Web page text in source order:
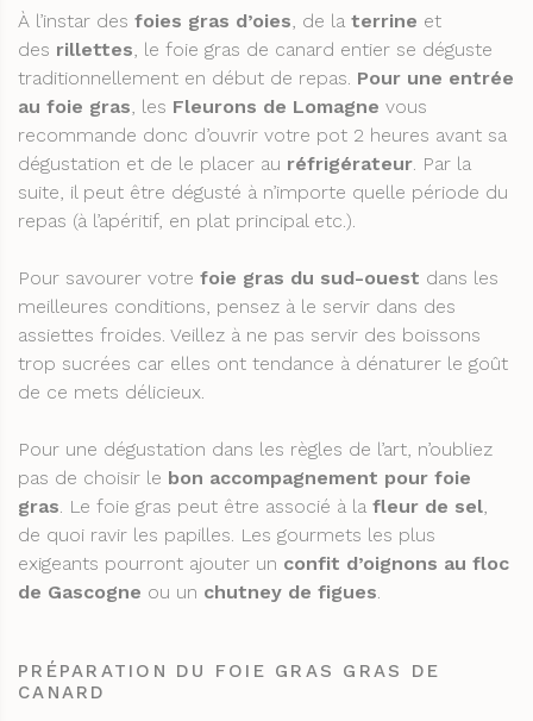
À l’instar des foies gras d’oies, de la terrine et
des rillettes, le foie gras de canard entier se déguste
traditionnellement en début de repas. Pour une entrée
au foie gras, les Fleurons de Lomagne vous
recommande donc d’ouvrir votre pot 2 heures avant sa
dégustation et de le placer au réfrigérateur. Par la
suite, il peut être dégusté à n’importe quelle période du
repas (à l’apéritif, en plat principal etc.).
Pour savourer votre foie gras du sud-ouest dans les
meilleures conditions, pensez à le servir dans des
assiettes froides. Veillez à ne pas servir des boissons
trop sucrées car elles ont tendance à dénaturer le goût
de ce mets délicieux.
Pour une dégustation dans les règles de l’art, n’oubliez
pas de choisir le bon accompagnement pour foie
gras. Le foie gras peut être associé à la fleur de sel,
de quoi ravir les papilles. Les gourmets les plus
exigeants pourront ajouter un confit d’oignons au floc
de Gascogne ou un chutney de figues.
PRÉPARATION DU FOIE GRAS GRAS DE
CANARD